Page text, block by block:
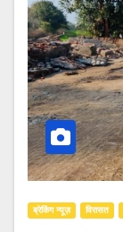
ब्रेकिंग न्यूज़ ‍‍विरासत